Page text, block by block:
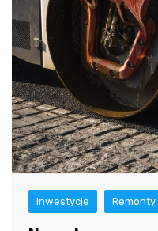
Inwestycje Remonty